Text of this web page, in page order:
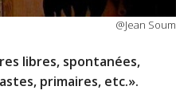
@Jean Soum
libres, spontanées,
primaires, etc.».